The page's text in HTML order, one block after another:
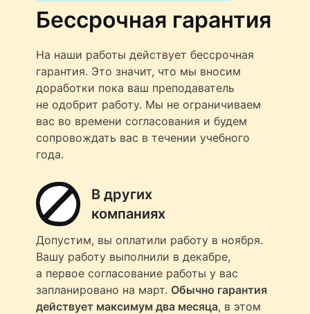
Бессрочная гарантия
На наши работы действует бессрочная
гарантия. Это значит, что мы вносим
доработки пока ваш преподаватель
не одобрит работу. Мы не ограничиваем
вас во времени согласования и будем
сопровождать вас в течении учебного
года.
В других
компаниях
Допустим, вы оплатили работу в ноября.
Вашу работу выполнили в декабре,
а первое согласование работы у вас
запланировано на март. Обычно гарантия
действует максимум два месяца, в этом